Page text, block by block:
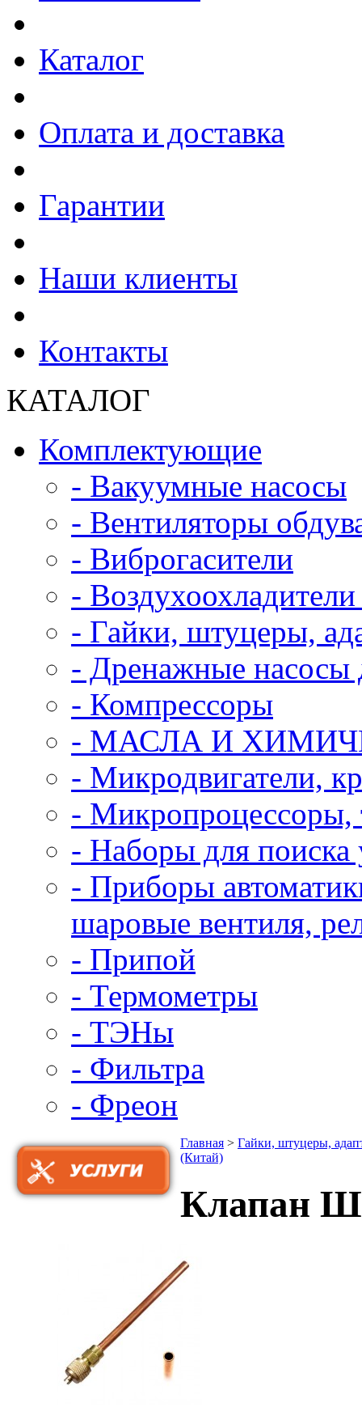
Каталог
Оплата и доставка
Гарантии
Наши клиенты
Контакты
КАТАЛОГ
Комплектующие
- Вакуумные насосы
- Вентиляторы
- Виброгасители
-
- Гайки, штуцеры,
- Дренажные насосы
- Компрессоры
- МАСЛА И
- Микродвигатели,
- Микропроцессоры,
- Наборы для поиска
- Приборы
шаровые вентиля,
- Припой
- Термометры
- ТЭНы
- Фильтра
- Фреон
Главная > Гайки, штуцеры,
(Китай)
Клапан